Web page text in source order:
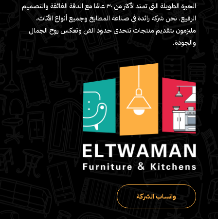
الخبرة الطويلة التي تمتد لأكثر من ٣٠ عامًا مع الدقة الفائقة والتصميم
الرفيع. نحن شركة رائدة في صناعة المطابخ وجميع أنواع الأثاث،
ملتزمون بتقديم منتجات تتحدى حدود الفن وتعكس روح الجمال
والجودة.
واتساب الشركة